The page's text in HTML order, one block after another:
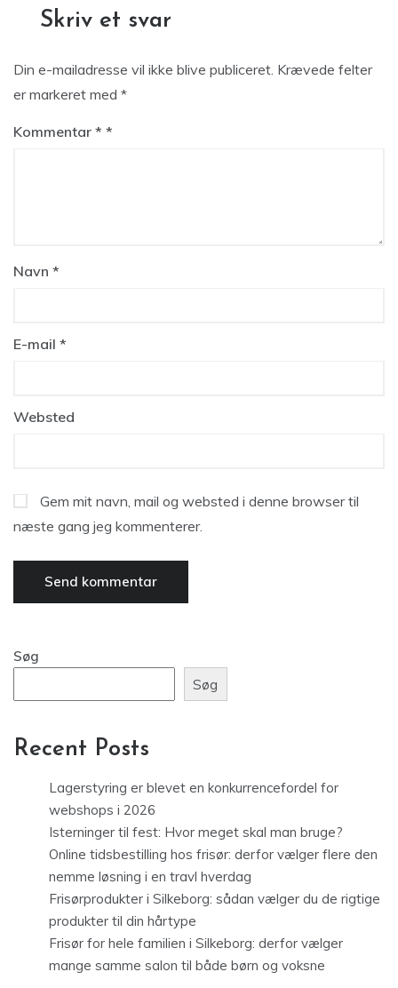
Skriv et svar
Din e-mailadresse vil ikke blive publiceret. Krævede felter
er markeret med *
Kommentar *
Navn *
E-mail *
Websted
Gem mit navn, mail og websted i denne browser til
næste gang jeg kommenterer.
Søg
Søg
Recent Posts
Lagerstyring er blevet en konkurrencefordel for
webshops i 2026
Isterninger til fest: Hvor meget skal man bruge?
Online tidsbestilling hos frisør: derfor vælger flere den
nemme løsning i en travl hverdag
Frisørprodukter i Silkeborg: sådan vælger du de rigtige
produkter til din hårtype
Frisør for hele familien i Silkeborg: derfor vælger
mange samme salon til både børn og voksne